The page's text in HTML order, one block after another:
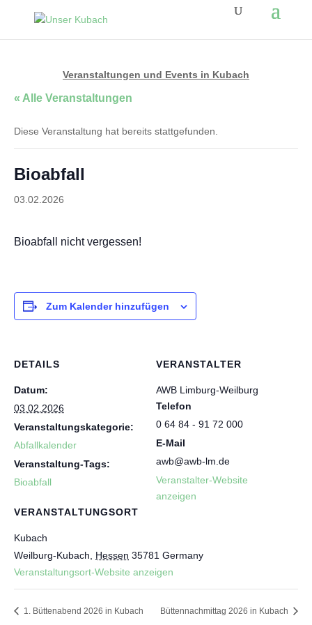
Veranstaltungen und Events in Kubach
« Alle Veranstaltungen
Diese Veranstaltung hat bereits stattgefunden.
Bioabfall
03.02.2026
Bioabfall nicht vergessen!
Zum Kalender hinzufügen
DETAILS
Datum:
03.02.2026
Veranstaltungskategorie:
Abfallkalender
Veranstaltung-Tags:
Bioabfall
VERANSTALTUNGSORT
Kubach
Weilburg-Kubach
Hessen 35781 Germany
Veranstaltungsort-Website anzeigen
VERANSTALTER
AWB Limburg-Weilburg
Telefon
0 64 84 - 91 72 000
E-Mail
awb@awb-lm.de
Veranstalter-Website
anzeigen
1. Büttenabend 2026 in Kubach Büttennachmittag 2026 in Kubach